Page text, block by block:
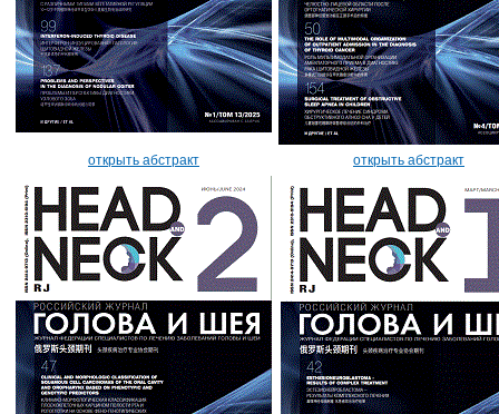
открыть абстракт открыть абстракт